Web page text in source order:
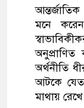
মনে
অর্থনীতি
আটকে যেত,
মাথায়